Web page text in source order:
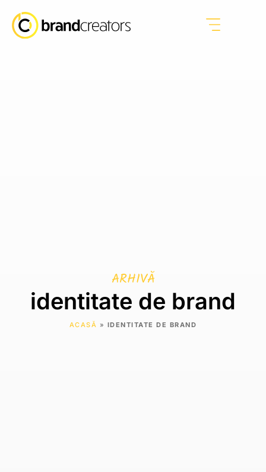
ARHIVĂ
identitate de brand
ACASĂ » IDENTITATE DE BRAND